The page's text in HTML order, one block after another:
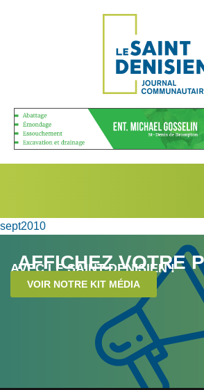
sept2010
AFFICHEZ VOTRE
AVEC LE SAINT-DENISIEN !
VOIR NOTRE KIT MÉDIA